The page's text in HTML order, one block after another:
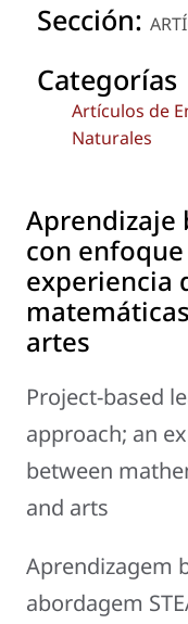
Sección:
Categorías
Artículos de
Naturales
Aprendizaje
con enfoque
experiencia
artes
Project-based
approach; an
between
and arts
Aprendizagem
abordagem